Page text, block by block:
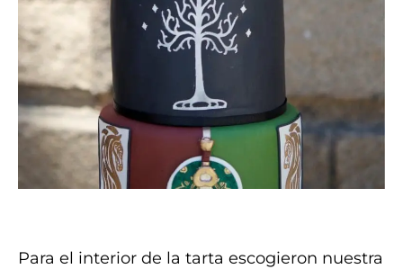
Para el interior de la tarta escogieron nuestra